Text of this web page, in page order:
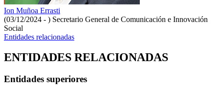
Ion Muñoa Errasti
(03/12/2024 - ) Secretario General de Comunicación e Innovación
Social
Entidades relacionadas
ENTIDADES RELACIONADAS
Entidades superiores